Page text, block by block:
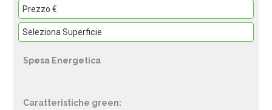
Spesa Energetica
Caratteristiche green: